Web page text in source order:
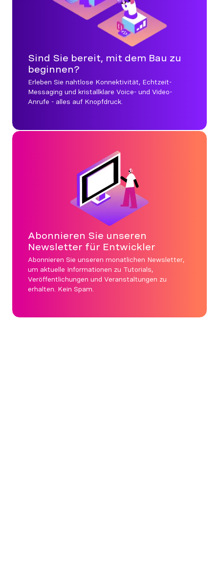
Sind Sie bereit, mit dem Bau zu
beginnen?
Erleben Sie nahtlose Konnektivität, Echtzeit-
Messaging und kristallklare Voice- und Video-
Anrufe - alles auf Knopfdruck.
Abonnieren Sie unseren
Newsletter für Entwickler
Abonnieren Sie unseren monatlichen Newsletter,
um aktuelle Informationen zu Tutorials,
Veröffentlichungen und Veranstaltungen zu
erhalten. Kein Spam.